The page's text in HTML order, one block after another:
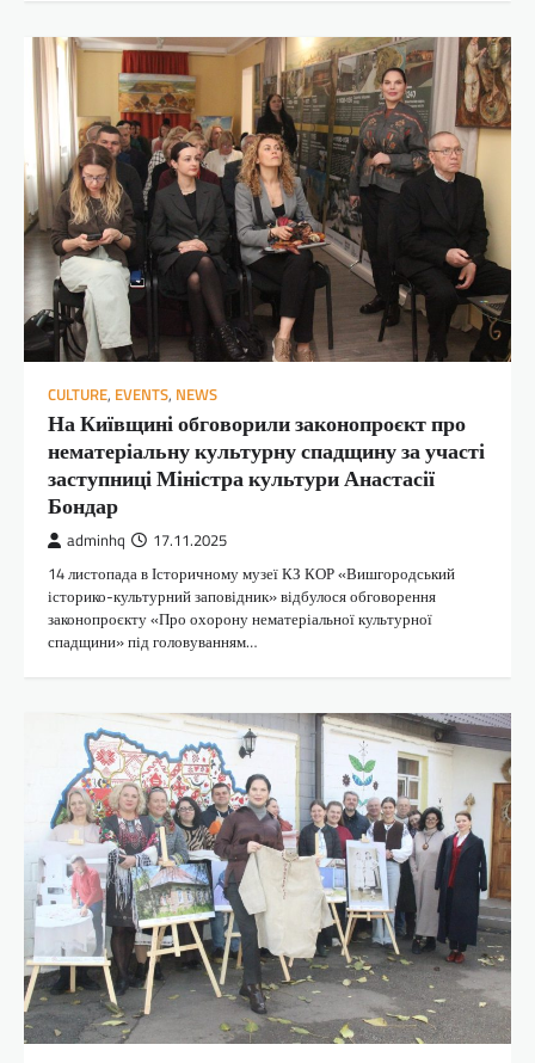
CULTURE, EVENTS, NEWS
На Київщині обговорили законопроєкт про
нематеріальну культурну спадщину за участі
заступниці Міністра культури Анастасії
Бондар
adminhq 17.11.2025
14 листопада в Історичному музеї КЗ КОР «Вишгородський
історико-культурний заповідник» відбулося обговорення
законопроєкту «Про охорону нематеріальної культурної
спадщини» під головуванням…